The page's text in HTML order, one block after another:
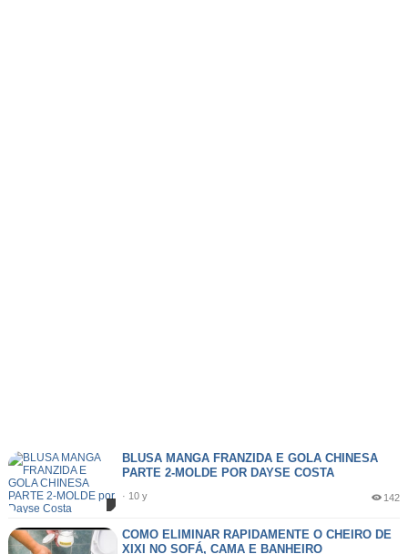
BLUSA MANGA FRANZIDA E GOLA CHINESA
PARTE 2-MOLDE POR DAYSE COSTA
· 10 y 142
COMO ELIMINAR RAPIDAMENTE O CHEIRO DE
XIXI NO SOFÁ, CAMA E BANHEIRO